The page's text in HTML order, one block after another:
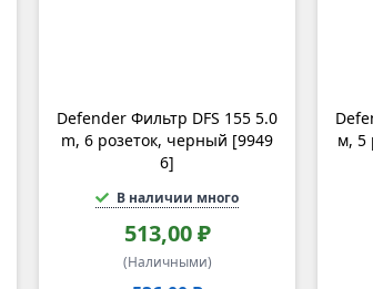
Defender Фильтр DFS 155 5.0
m, 6 розеток, черный [9949
6]
В наличии много
513,00 ₽
(Наличными)
м, 5